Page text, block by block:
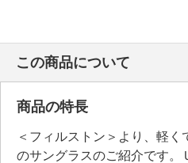
この商品について
商品の特長
＜フィルストン＞より、軽
のサングラスのご紹介です。